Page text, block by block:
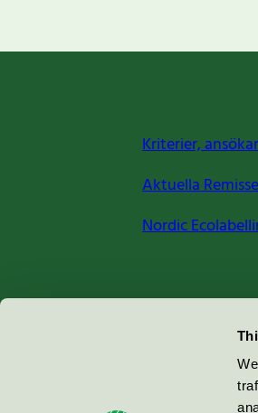
Kriterier,
Aktuella
Nordic
Miljömärkning Sverige
100 64